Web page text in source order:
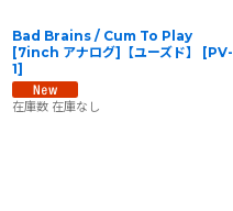
Bad Brains / Cum To Play
[7inch アナログ]【ユーズド】
[PV-
1]
在庫数 在庫なし